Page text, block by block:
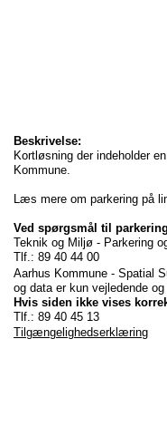
Beskrivelse:
Kortløsning der indeholder
Kommune.
Læs mere om parkering på
Ved spørgsmål til
Teknik og Miljø - Parkering
Tlf.: 89 40 44 00
Aarhus Kommune - Spatial
og data er kun vejledende
Hvis siden ikke vises
Tlf.: 89 40 45 13
Tilgængelighedserklæring